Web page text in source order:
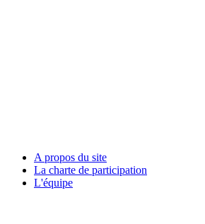
A propos du site
La charte de participation
L'équipe